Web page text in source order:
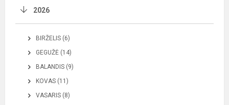
2026
BIRŽELIS (6)
GEGUŽĖ (14)
BALANDIS (9)
KOVAS (11)
VASARIS (8)